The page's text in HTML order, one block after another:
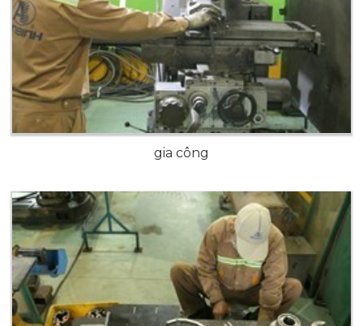
gia công